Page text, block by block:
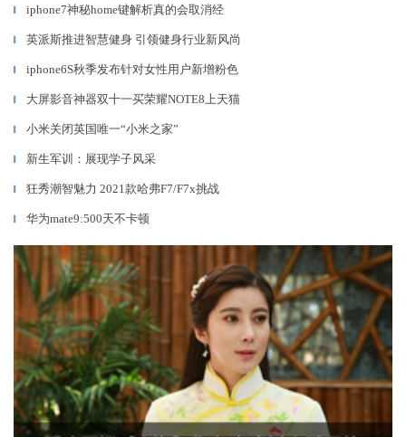
▎ iphone7神秘home键解析真的会取消经
▎ 英派斯推进智慧健身 引领健身行业新风尚
▎ iphone6S秋季发布针对女性用户新增粉色
▎ 大屏影音神器双十一买荣耀NOTE8上天猫
▎ 小米关闭英国唯一“小米之家”
▎ 新生军训：展现学子风采
▎ 狂秀潮智魅力 2021款哈弗F7/F7x挑战
▎ 华为mate9:500天不卡顿